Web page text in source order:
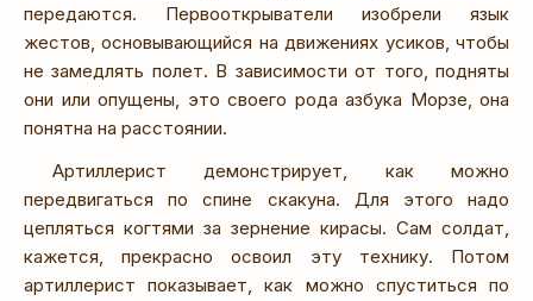
передаются. Первооткрыватели изобрели язык
жестов, основывающийся на движениях усиков, чтобы
не замедлять полет. В зависимости от того, подняты
они или опущены, это своего рода азбука Морзе, она
понятна на расстоянии.
Артиллерист демонстрирует, как можно
передвигаться по спине скакуна. Для этого надо
цепляться когтями за зернение кирасы. Сам солдат,
кажется, прекрасно освоил эту технику. Потом
артиллерист показывает, как можно спуститься по